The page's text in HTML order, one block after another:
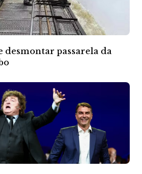
desmontar passarela da